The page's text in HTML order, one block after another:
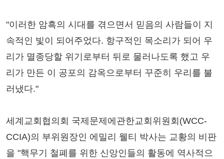
"이러한 암흑의 시대를 겪으면서 믿음의 사람들이 지
속적인 빛이 되어주었다. 항구적인 목소리가 되어 우
리가 멸종당할 위기로부터 뒤로 물러나도록 했고 우
리가 만든 이 공포의 감옥으로부터 꾸준히 우리를 불
러냈다."
세계교회협의회 국제문제에관한교회위원회(WCC-
CCIA)의 부위원장인 에밀리 웰티 박사는 교황의 비판
을 "핵무기 철폐를 위한 신앙인들의 활동에 역사적으